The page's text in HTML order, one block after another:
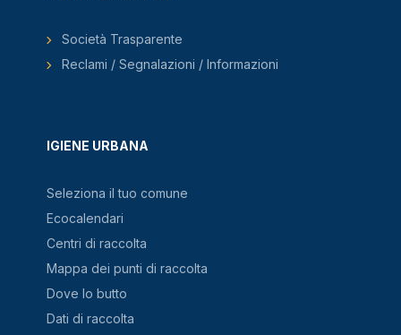
IGIENE URBANA
Seleziona il tuo comune
Ecocalendari
Centri di raccolta
Mappa dei punti di raccolta
Dove lo butto
Dati di raccolta
Società Trasparente
Reclami / Segnalazioni / Informazioni